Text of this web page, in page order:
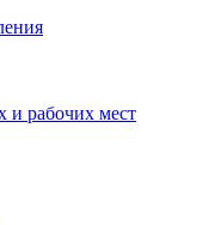
и рабочих мест